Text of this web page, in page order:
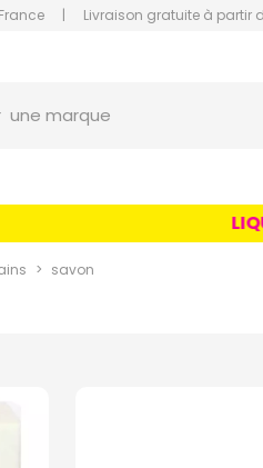
| Livraison gratuite à partir
un conseil
savon